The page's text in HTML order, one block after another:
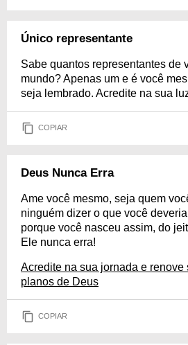
Único representante
Sabe quantos representantes de
mundo? Apenas um e é você
seja lembrado. Acredite na sua
COPIAR
Deus Nunca Erra
Ame você mesmo, seja quem
ninguém dizer o que você
porque você nasceu assim, do
Ele nunca erra!
Acredite na sua jornada e renove
planos de Deus
COPIAR